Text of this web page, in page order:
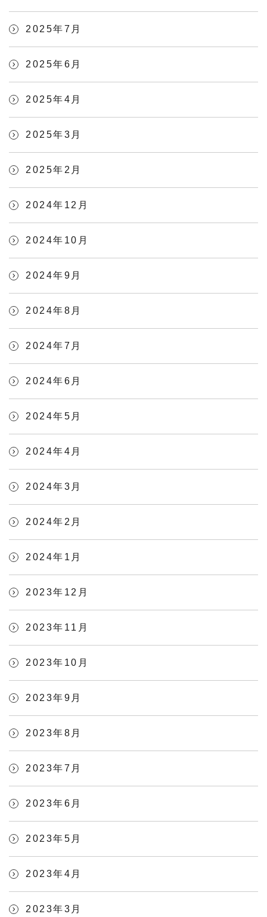
2025年7月
2025年6月
2025年4月
2025年3月
2025年2月
2024年12月
2024年10月
2024年9月
2024年8月
2024年7月
2024年6月
2024年5月
2024年4月
2024年3月
2024年2月
2024年1月
2023年12月
2023年11月
2023年10月
2023年9月
2023年8月
2023年7月
2023年6月
2023年5月
2023年4月
2023年3月